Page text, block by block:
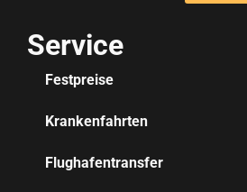
Service
Festpreise
Krankenfahrten
Flughafentransfer